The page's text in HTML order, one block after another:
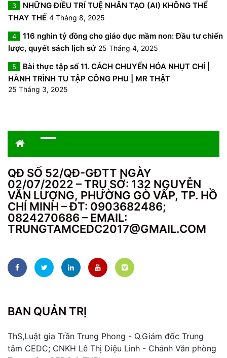
3
NHỮNG ĐIỀU TRÍ TUỆ NHÂN TẠO (AI) KHÔNG THỂ
THAY THẾ 4 Tháng 8, 2025
4
116 nghìn tỷ đồng cho giáo dục mầm non: Đầu tư chiến
lược, quyết sách lịch sử 25 Tháng 4, 2025
5
Bài thực tập số 11. CÁCH CHUYỂN HÓA NHỤT CHÍ |
HÀNH TRÌNH TU TẬP CÔNG PHU | MR THẬT
25 Tháng 3, 2025
QĐ SỐ 52/QĐ-GĐTT NGÀY
02/07/2022 – TRỤ SỞ: 132 NGUYỄN
VĂN LƯỢNG, PHƯỜNG GÒ VẤP, TP. HỒ
CHÍ MINH – ĐT: 0903682486;
0824270686 – EMAIL:
TRUNGTAMCEDC2017@GMAIL.COM
BAN QUẢN TRỊ
ThS,Luật gia Trần Trung Phong - Q.Giám đốc Trung
tâm CEDC; CNKH Lê Thị Diệu Linh - Chánh Văn phòng